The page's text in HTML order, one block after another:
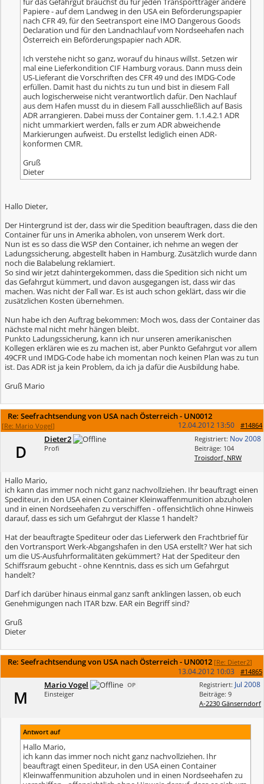
Papiere - auf dem Landweg in den USA ein Beförderungspapier
nach CFR 49, für den Seetransport eine IMO Dangerous Goods
Declaration und für den Landnachlauf vom Nordseehafen nach
Österreich ein Beförderungspapier nach ADR.
Ich verstehe nicht so ganz, worauf du hinaus willst. Setzen wir
mal eine Lieferkondition CIF Hamburg voraus. Dann muss dein
US-Lieferant die Vorschriften des CFR 49 und des IMDG-Code
erfüllen. Damit hast du nichts zu tun und bist in diesem Fall
auch logischerweise nicht verantwortlich dafür. Den Nachlauf
aus dem Hafen musst du in diesem Fall ausschließlich auf Basis
ADR arrangieren. Dabei muss der Container gem. 1.1.4.2.1 ADR
nicht ummarkiert werden, falls er zum ADR abweichende
Markierungen aufweist. Du erstellst lediglich einen ADR-
konformen CMR.
Gruß
Dieter
Hallo Dieter,
Der Hintergrund ist der, dass wir die Spedition beauftragen, dass die den
Container für uns in Amerika abholen, von unserem Werk dort.
Nun ist es so dass die WSP den Container, ich nehme an wegen der
Ladungssicherung, abgestellt haben in Hamburg. Zusätzlich wurde dann
noch die Balabelung reklamiert.
So sind wir jetzt dahintergekommen, dass die Spedition sich nicht um
das Gefahrgut kümmert, und davon ausgegangen ist, dass wir das
machen. Was nicht der Fall war. Es ist auch schon geklärt, dass wir die
zusätzlichen Kosten übernehmen.
Nun habe ich den Auftrag bekommen: Moch wos, dass der Container das
nächste mal nicht mehr hängen bleibt.
Punkto Ladungssicherung, kann ich nur unseren amerikanischen
Kollegen erklären wie es zu machen ist, aber Punkto Gefahrgut vor allem
49CFR und IMDG-Code habe ich momentan noch keinen Plan was zu tun
ist. Das ADR ist ja kein Problem, da ich ja dafür die Ausbildung habe.
Gruß Mario
Re: Seefrachtsendung von USA nach Österreich - UN0012
[Re: Mario Vogel] #14864
12.04.2012 13:50
Registriert: Nov 2008
Beiträge: 104
Troisdorf, NRW
D
Dieter2
Profi
Hallo Mario,
ich kann das immer noch nicht ganz nachvollziehen. Ihr beauftragt einen
Spediteur, in den USA einen Container Kleinwaffenmunition abzuholen
und in einen Nordseehafen zu verschiffen - offensichtlich ohne Hinweis
darauf, dass es sich um Gefahrgut der Klasse 1 handelt?
Hat der beauftragte Spediteur oder das Lieferwerk den Frachtbrief für
den Vortransport Werk-Abgangshafen in den USA erstellt? Wer hat sich
um die US-Ausfuhrformalitäten gekümmert? Hat der Spediteur den
Schiffsraum gebucht - ohne Kenntnis, dass es sich um Gefahrgut
handelt?
Darf ich darüber hinaus einmal ganz sanft anklingen lassen, ob euch
Genehmigungen nach ITAR bzw. EAR ein Begriff sind?
Gruß
Dieter
Re: Seefrachtsendung von USA nach Österreich - UN0012 [Re: Dieter2]
#14865
13.04.2012 10:03
Registriert: Jul 2008
Beiträge: 9
A-2230 Gänserndorf
M
Mario Vogel OP
Einsteiger
Antwort auf
Hallo Mario,
ich kann das immer noch nicht ganz nachvollziehen. Ihr
beauftragt einen Spediteur, in den USA einen Container
Kleinwaffenmunition abzuholen und in einen Nordseehafen zu